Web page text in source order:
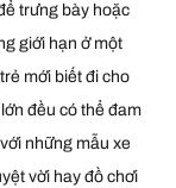
trưng bày hoặc
giới hạn ở một
mới biết đi cho
đều có thể đam
những mẫu xe
vời hay đồ chơi